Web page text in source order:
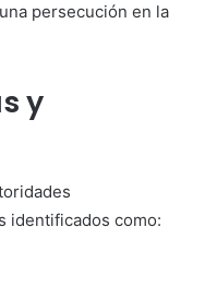
persecución en la
y
identificados como: